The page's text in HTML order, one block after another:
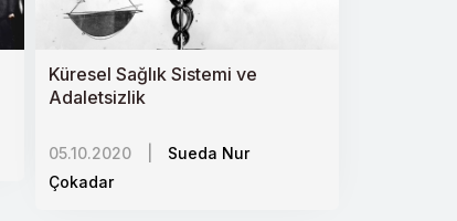
Küresel Sağlık Sistemi ve
Adaletsizlik
05.10.2020
Sueda Nur
Çokadar